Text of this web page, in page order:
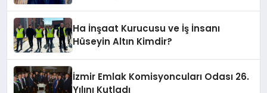
Ha İnşaat Kurucusu ve İş İnsanı
Hüseyin Altın Kimdir?
İzmir Emlak Komisyoncuları Odası 26.
Yılını Kutladı